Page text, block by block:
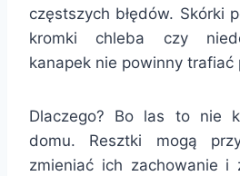
częstszych błędów. Skórki
kromki chleba czy
kanapek nie powinny trafiać
Dlaczego? Bo las to nie
domu. Resztki mogą
zmieniać ich zachowanie i